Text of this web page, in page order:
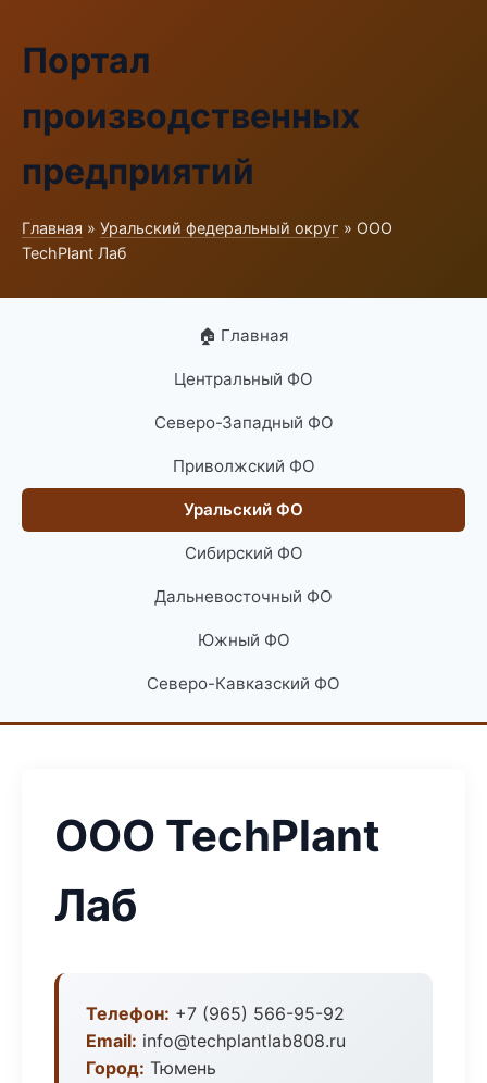
Портал
производственных
предприятий
Главная » Уральский федеральный округ » ООО
TechPlant Лаб
🏠 Главная
Центральный ФО
Северо-Западный ФО
Приволжский ФО
Уральский ФО
Сибирский ФО
Дальневосточный ФО
Южный ФО
Северо-Кавказский ФО
ООО TechPlant
Лаб
Телефон: +7 (965) 566-95-92
Email: info@techplantlab808.ru
Город: Тюмень